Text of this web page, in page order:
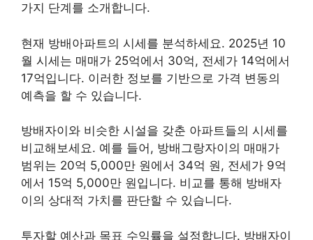
가지 단계를 소개합니다.
현재 방배아파트의 시세를 분석하세요. 2025년 10
월 시세는 매매가 25억에서 30억, 전세가 14억에서
17억입니다. 이러한 정보를 기반으로 가격 변동의
예측을 할 수 있습니다.
방배자이와 비슷한 시설을 갖춘 아파트들의 시세를
비교해보세요. 예를 들어, 방배그랑자이의 매매가
범위는 20억 5,000만 원에서 34억 원, 전세가 9억
에서 15억 5,000만 원입니다. 비교를 통해 방배자
이의 상대적 가치를 판단할 수 있습니다.
투자할 예산과 목표 수익률을 설정합니다. 방배자이